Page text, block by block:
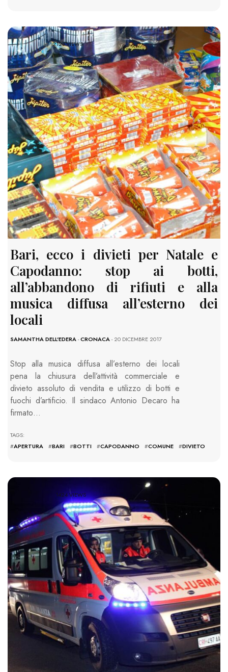
2123 VIEWS
Bari, ecco i divieti per Natale e
Capodanno: stop ai botti,
all’abbandono di rifiuti e alla
musica diffusa all’esterno dei
locali
SAMANTHA DELL'EDERA-CRONACA- 20 DICEMBRE 2017
Stop alla musica diffusa all’esterno dei locali
pena la chiusura dell’attività commerciale e
divieto assoluto di vendita e utilizzo di botti e
fuochi d’artificio. Il sindaco Antonio Decaro ha
firmato…
TAGS:
#APERTURA #BARI #BOTTI #CAPODANNO #COMUNE #DIVIETO
1424 VIEWS